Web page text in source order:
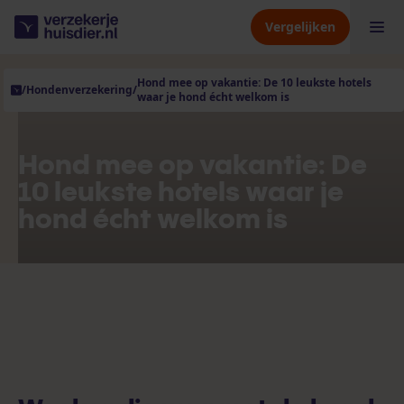
Vergelijken
/Hondenverzekering/Hond mee op vakantie: De 10 leukste hotels
waar je hond écht welkom is
Hondenverzekering